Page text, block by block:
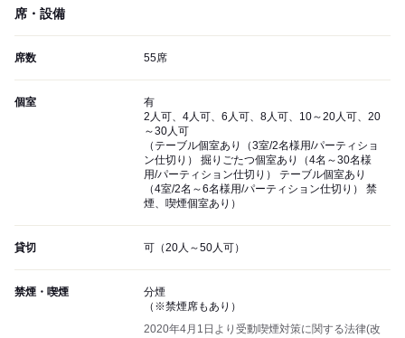
席・設備
席数 55席
個室
有
2人可、4人可、6人可、8人可、10～20人可、20
～30人可
（テーブル個室あり（3室/2名様用/パーティショ
ン仕切り） 掘りごたつ個室あり（4名～30名様
用/パーティション仕切り） テーブル個室あり
（4室/2名～6名様用/パーティション仕切り） 禁
煙、喫煙個室あり）
貸切 可（20人～50人可）
禁煙・喫煙
分煙
（※禁煙席もあり）
2020年4月1日より受動喫煙対策に関する法律(改